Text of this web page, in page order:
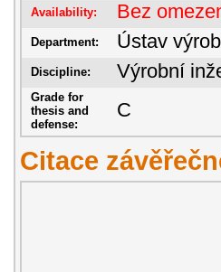
Availability: Bez
Department: Ústav
Discipline: Výrobní
Grade for
thesis and
defense:
C
Citace